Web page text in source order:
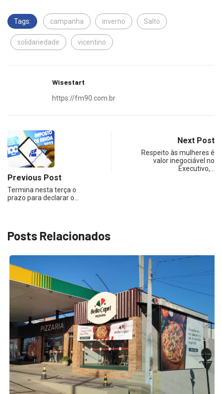
Tags: campanha inverno Salto
solidariedade vicentino
Wisestart
https://fm90.com.br
Previous Post
Termina nesta terça o
prazo para declarar o…
Next Post
Respeito às mulheres é
valor inegociável no
Executivo,…
Posts Relacionados